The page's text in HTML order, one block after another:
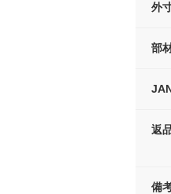
外
部
返
備